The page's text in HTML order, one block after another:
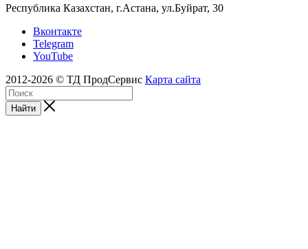
Республика Казахстан, г.Астана, ул.Буйрат, 30
Вконтакте
Telegram
YouTube
2012-2026 © ТД ПродСервис Карта сайта
Найти